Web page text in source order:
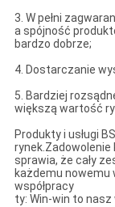
3. W pełni
a spójność
bardzo dobrze;
4. Dostarczanie
5. Bardziej
większą wartość
Produkty i usługi
rynek.Zadowolenie
sprawia, że ​​cały
każdemu nowemu
współpracy
ty: Win-win to nasz